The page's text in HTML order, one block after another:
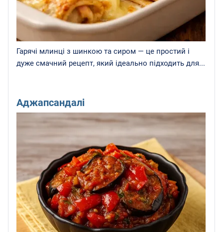
Гарячі млинці з шинкою та сиром — це простий і
дуже смачний рецепт, який ідеально підходить для...
Аджапсандалі